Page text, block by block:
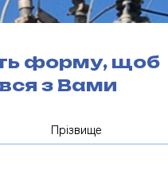
форму, щоб
з Вами